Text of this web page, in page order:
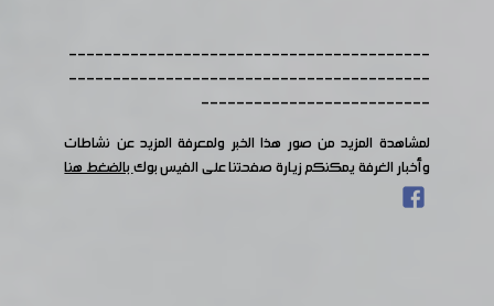
-----------------------------------------
-----------------------------------------
--------------------------
لمشاهدة المزيد من صور هذا الخبر ولمعرفة المزيد عن نشاطات
وأخبار الغرفة يمكنكم زيارة صفحتنا على الفيس بوكبالضغط هنا